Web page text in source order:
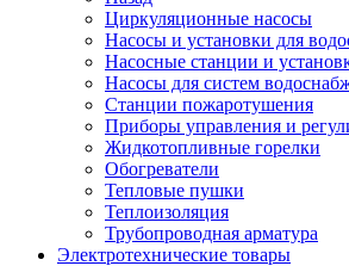
Циркуляционные насосы
Насосы и установки для
Насосные станции и
Насосы для систем
Станции пожаротушения
Приборы управления и
Жидкотопливные горелки
Обогреватели
Тепловые пушки
Теплоизоляция
Трубопроводная арматура
Электротехнические товары